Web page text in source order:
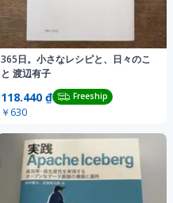
365日。小さなレシピと、日々のこ
と 渡辺有子
118.440 ₫ Freeship
￥630